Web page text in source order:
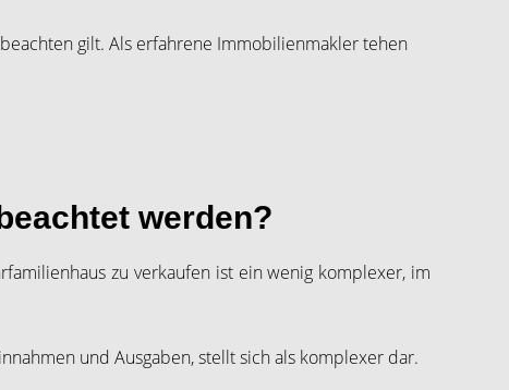
gilt. Als erfahrene Immobilienmakler tehen
werden?
zu verkaufen ist ein wenig komplexer, im
und Ausgaben, stellt sich als komplexer dar.